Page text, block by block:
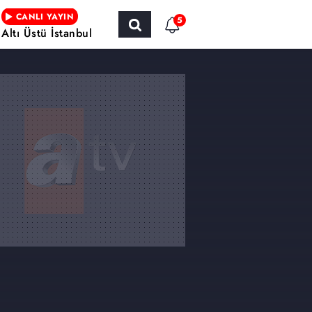
CANLI YAYIN
Altı Üstü İstanbul
5